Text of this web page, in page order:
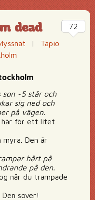
dead
|
Tapio
son ~5 står och
sig ned och
på vägen.
här för ett litet
Den är
hårt på
på den.
när du trampade
sover!
72